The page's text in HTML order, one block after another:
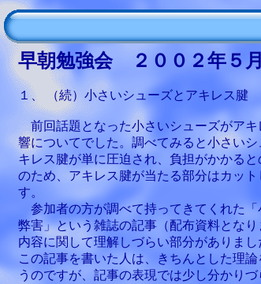
早朝勉強会 ２００２年５
１、 （続）小さいシューズとアキレス腱
前回話題となった小さいシューズがアキ
響についてでした。調べてみると小さい
キレス腱が単に圧迫され、負担がかかる
のため、アキレス腱が当たる部分はカッ
す。
参加者の方が調べて持ってきてくれた「
弊害」という雑誌の記事（配布資料となり
内容に関して理解しづらい部分がありま
この記事を書いた人は、きちんとした理
うのですが、記事の表現では少し分かり